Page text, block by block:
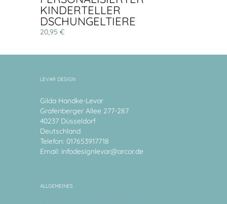
KINDERTELLER
DSCHUNGELTIERE
20,95 €
LEVAR DESIGN
Gilda Handke-Levar
Grafenberger Allee 277-287
40237 Düsseldorf
Deutschland
Telefon: 017653917718
Email: infodesignlevar@arcor.de
ALLGEMEINES